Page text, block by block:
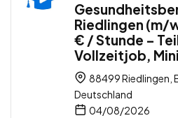
Riedlingen (m/
€ / Stunde –
Vollzeitjob,
88499 Riedlingen,
Deutschland
04/08/2026